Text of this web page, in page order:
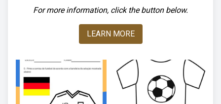
For more information, click the button below.
LEARN MORE